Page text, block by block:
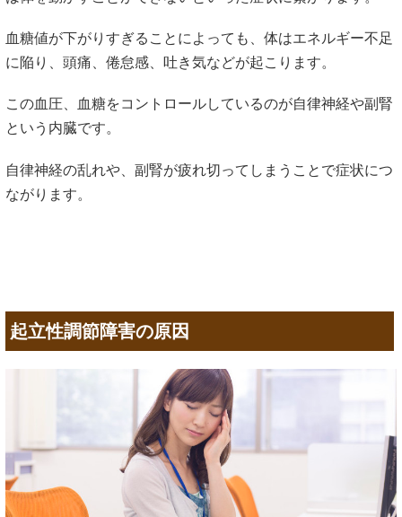
血糖値が下がりすぎることによっても、体はエネルギー不足
に陥り、頭痛、倦怠感、吐き気などが起こります。
この血圧、血糖をコントロールしているのが自律神経や副腎
という内臓です。
自律神経の乱れや、副腎が疲れ切ってしまうことで症状につ
ながります。
起立性調節障害の原因